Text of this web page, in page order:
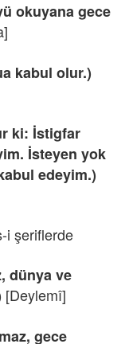
okuyana gece
kabul olur.)
ki: İstigfar
İsteyen yok
edeyim.)
i şeriflerde
dünya ve
[Deylemî]
gece